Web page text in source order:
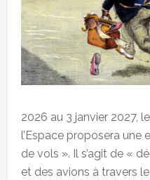
2026 au 3 janvier 2027,
l’Espace proposera une
de vols ». Il s’agit de «
et des avions à travers